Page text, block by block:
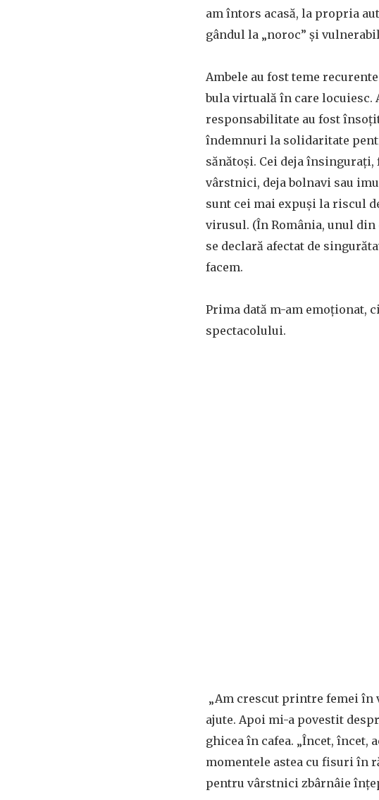
am întors acasă, la propria
gândul la „noroc” și
Ambele au fost teme
bula virtuală în care locuiesc.
responsabilitate au fost
îndemnuri la solidaritate
sănătoși. Cei deja însingurați,
vârstnici, deja bolnavi sau
sunt cei mai expuși la riscul
virusul. (În România, unul din
se declară afectat de
facem.
Prima dată m-am emoționat,
spectacolului.
„Am crescut printre femei în
ajute. Apoi mi-a povestit
ghicea în cafea. „Încet, încet,
momentele astea cu fisuri în
pentru vârstnici zbârnâie